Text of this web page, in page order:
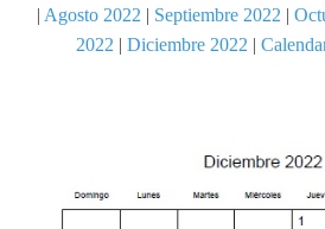
| Agosto 2022 | Septiembre 2022 |
2022 | Diciembre 2022 |